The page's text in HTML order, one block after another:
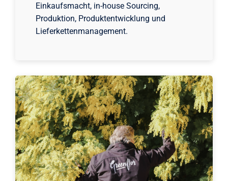
Einkaufsmacht, in-house Sourcing,
Produktion, Produktentwicklung und
Lieferkettenmanagement.